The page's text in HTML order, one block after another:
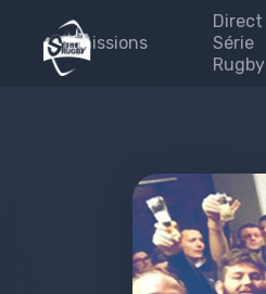
Emissions
#laPaletteVeo by Série
Direct
Série
Rugby